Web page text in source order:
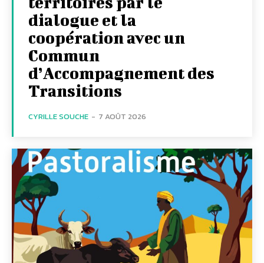
dialogue et la
coopération avec un
Commun
d’Accompagnement des
Transitions
CYRILLE SOUCHE - 7 AOÛT 2026